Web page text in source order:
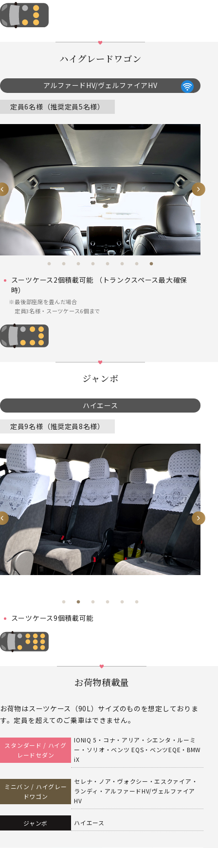
ハイグレードワゴン
アルファードHV/ヴェルファイアHV
定員6名様（推奨定員5名様）
スーツケース2個積載可能 （トランクスペース最大確保
時）
最後部座席を畳んだ場合
定員3名様・スーツケース6個まで
ジャンボ
ハイエース
定員9名様（推奨定員8名様）
スーツケース9個積載可能
お荷物積載量
お荷物はスーツケース（90L）サイズのものを想定しておりま
す。定員を超えてのご乗車はできません。
スタンダード / ハイグ
レードセダン
IONIQ 5・コナ・アリア・シエンタ・ルーミ
ー・ソリオ・ベンツ EQS・ベンツEQE・BMW
iX
ミニバン / ハイグレー
ドワゴン
セレナ・ノア・ヴォクシー・エスクァイア・
ランディ・アルファードHV/ヴェルファイア
HV
ジャンボ ハイエース